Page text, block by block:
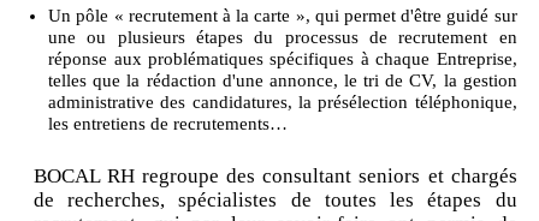
Un pôle « recrutement à la carte », qui permet d'être guidé sur
une ou plusieurs étapes du processus de recrutement en
réponse aux problématiques spécifiques à chaque Entreprise,
telles que la rédaction d'une annonce, le tri de CV, la gestion
administrative des candidatures, la présélection téléphonique,
les entretiens de recrutements…
BOCAL RH regroupe des consultant seniors et chargés
de recherches, spécialistes de toutes les étapes du